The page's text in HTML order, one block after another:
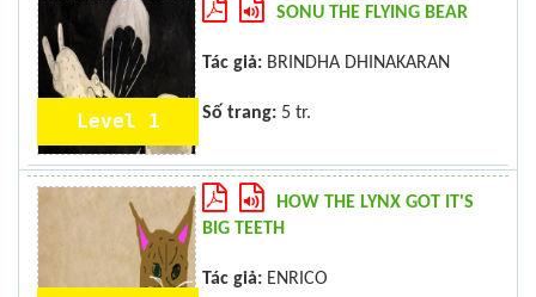
Level 1
SONU THE FLYING BEAR
Tác giả: BRINDHA DHINAKARAN
Số trang: 5 tr.
HOW THE LYNX GOT IT'S
BIG TEETH
Tác giả: ENRICO